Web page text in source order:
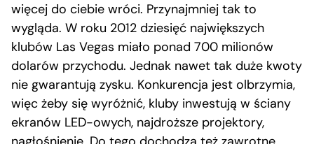
więcej do ciebie wróci. Przynajmniej tak to
wygląda. W roku 2012 dziesięć największych
klubów Las Vegas miało ponad 700 milionów
dolarów przychodu. Jednak nawet tak duże kwoty
nie gwarantują zysku. Konkurencja jest olbrzymia,
więc żeby się wyróżnić, kluby inwestują w ściany
ekranów LED-owych, najdroższe projektory,